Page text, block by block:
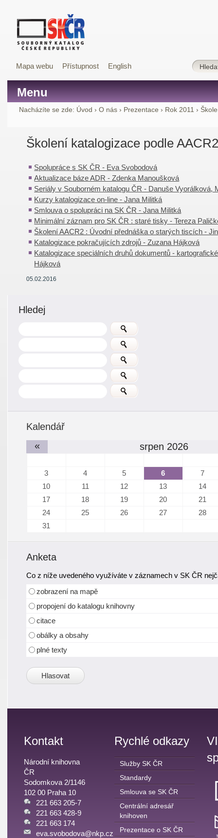
Mapa webu Přístupnost English
Menu
Nacházíte se zde: Úvod › O nás › Prezentace › Rok 2011 ›
Školení katalogizace podle
Spolupráce s SK ČR - Eva Svobodová
Aktualizace báze ADR - Zdenka Manoušková
Seriály v Souborném katalogu ČR - Danuše Vyorálková,
Kurzy katalogizace on-line - Jana Militká
Smlouva o spolupráci na SK ČR - Jana Militká
Minimální záznam pro SK ČR : staré tisky - Tereza
Školení AACR2 : Úvodní přednáška o starých tiscích -
Katalogizace pokračujících zdrojů - Zuzana Hájková
Katalogizace speciálních druhů dokumentů -
Hájková
05.02.2016
Hledej
Kalendář
«
srpen 2026
3 4 5 6
7
10
11 12 13
14
17
18 19 20
21
24
25 26 27
28
31
Anketa
Co z níže uvedeného využíváte v záznamech v SK ČR
zobrazení na mapě
propojení do katalogu knihovny
citace
obálky a obsahy
plné texty
Kontakt
Národní knihovna
ČR
Sodomkova 2/1146
102 00 Praha 10
221 663 205-7
221 663 428-9
221 663 174
eva.svobodova@nkp.cz
Rychlé odkazy
Služby SK ČR
Standardy
Smlouva se SK ČR
Centrální adresář
knihoven
Prezentace o SK ČR